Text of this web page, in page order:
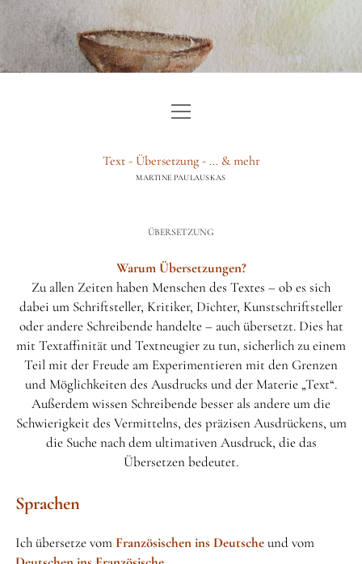
HOME
ÜBER
BLOG
IMPRESSUM
DATENSCHUTZERKLÄRUNG
Menü
öffnen
Text - Übersetzung - ... & mehr
MARTINE PAULAUSKAS
ÜBERSETZUNG
Warum Übersetzungen?
Zu allen Zeiten haben Menschen des Textes – ob es sich
dabei um Schriftsteller, Kritiker, Dichter, Kunstschriftsteller
oder andere Schreibende handelte – auch übersetzt. Dies hat
mit Textaffinität und Textneugier zu tun, sicherlich zu einem
Teil mit der Freude am Experimentieren mit den Grenzen
und Möglichkeiten des Ausdrucks und der Materie „Text“.
Außerdem wissen Schreibende besser als andere um die
Schwierigkeit des Vermittelns, des präzisen Ausdrückens, um
die Suche nach dem ultimativen Ausdruck, die das
Übersetzen bedeutet.
Sprachen
Ich übersetze vom Französischen ins Deutsche und vom